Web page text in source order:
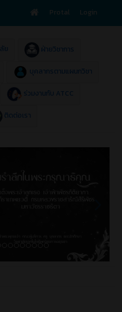
Protal Login
ย ฝ่ายวิชาการ
บุคลากรตามแผนกวิชา
ร่วมงานกับ ATCC
ติดต่อเรา